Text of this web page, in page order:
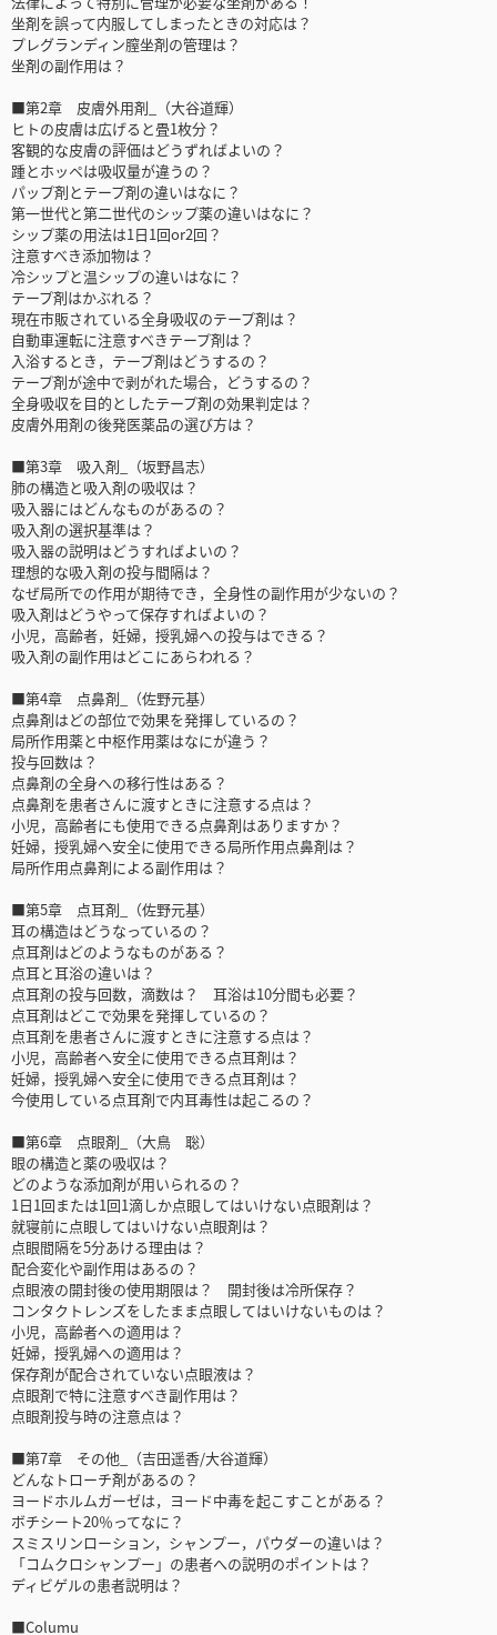
坐剤を誤って内服してしまったときの対応は？
プレグランディン膣坐剤の管理は？
坐剤の副作用は？
■第2章 皮膚外用剤_（大谷道輝）
ヒトの皮膚は広げると畳1枚分？
客観的な皮膚の評価はどうずればよいの？
踵とホッペは吸収量が違うの？
パップ剤とテープ剤の違いはなに？
第一世代と第二世代のシップ薬の違いはなに？
シップ薬の用法は1日1回or2回？
注意すべき添加物は？
冷シップと温シップの違いはなに？
テープ剤はかぶれる？
現在市販されている全身吸収のテープ剤は？
自動車運転に注意すべきテープ剤は？
入浴するとき，テープ剤はどうするの？
テープ剤が途中で剥がれた場合，どうするの？
全身吸収を目的としたテープ剤の効果判定は？
皮膚外用剤の後発医薬品の選び方は？
■第3章 吸入剤_（坂野昌志）
肺の構造と吸入剤の吸収は？
吸入器にはどんなものがあるの？
吸入剤の選択基準は？
吸入器の説明はどうすればよいの？
理想的な吸入剤の投与間隔は？
なぜ局所での作用が期待でき，全身性の副作用が少ないの？
吸入剤はどうやって保存すればよいの？
小児，高齢者，妊婦，授乳婦への投与はできる？
吸入剤の副作用はどこにあらわれる？
■第4章 点鼻剤_（佐野元基）
点鼻剤はどの部位で効果を発揮しているの？
局所作用薬と中枢作用薬はなにが違う？
投与回数は？
点鼻剤の全身への移行性はある？
点鼻剤を患者さんに渡すときに注意する点は？
小児，高齢者にも使用できる点鼻剤はありますか？
妊婦，授乳婦へ安全に使用できる局所作用点鼻剤は？
局所作用点鼻剤による副作用は？
■第5章 点耳剤_（佐野元基）
耳の構造はどうなっているの？
点耳剤はどのようなものがある？
点耳と耳浴の違いは？
点耳剤の投与回数，滴数は？ 耳浴は10分間も必要？
点耳剤はどこで効果を発揮しているの？
点耳剤を患者さんに渡すときに注意する点は？
小児，高齢者へ安全に使用できる点耳剤は？
妊婦，授乳婦へ安全に使用できる点耳剤は？
今使用している点耳剤で内耳毒性は起こるの？
■第6章 点眼剤_（大鳥 聡）
眼の構造と薬の吸収は？
どのような添加剤が用いられるの？
1日1回または1回1滴しか点眼してはいけない点眼剤は？
就寝前に点眼してはいけない点眼剤は？
点眼間隔を5分あける理由は？
配合変化や副作用はあるの？
点眼液の開封後の使用期限は？ 開封後は冷所保存？
コンタクトレンズをしたまま点眼してはいけないものは？
小児，高齢者への適用は？
妊婦，授乳婦への適用は？
保存剤が配合されていない点眼液は？
点眼剤で特に注意すべき副作用は？
点眼剤投与時の注意点は？
■第7章 その他_（吉田遥香/大谷道輝）
どんなトローチ剤があるの？
ヨードホルムガーゼは，ヨード中毒を起こすことがある？
ボチシート20％ってなに？
スミスリンローション，シャンプー，パウダーの違いは？
「コムクロシャンプー」の患者への説明のポイントは？
ディビゲルの患者説明は？
■Columu